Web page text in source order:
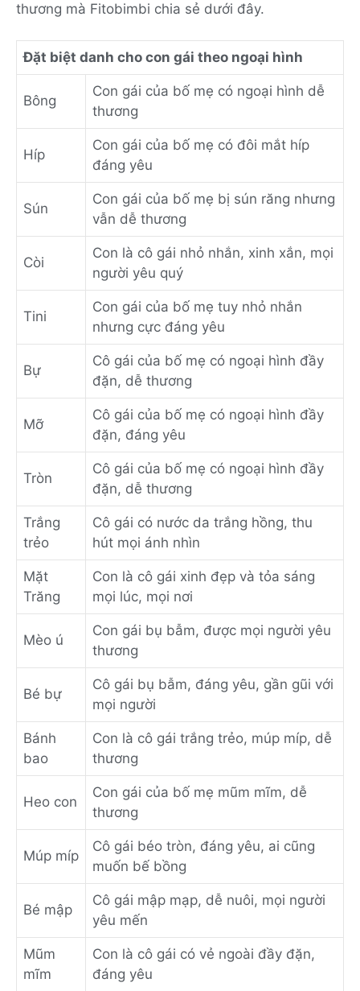
thương mà Fitobimbi chia sẻ dưới đây.
Đặt biệt danh cho con gái theo ngoại hình
Bông
Con gái của bố mẹ có ngoại hình dễ
thương
Híp
Con gái của bố mẹ có đôi mắt híp
đáng yêu
Sún
Con gái của bố mẹ bị sún răng nhưng
vẫn dễ thương
Còi
Con là cô gái nhỏ nhắn, xinh xắn, mọi
người yêu quý
Tini
Con gái của bố mẹ tuy nhỏ nhắn
nhưng cực đáng yêu
Bự
Cô gái của bố mẹ có ngoại hình đầy
đặn, dễ thương
Mỡ
Cô gái của bố mẹ có ngoại hình đầy
đặn, đáng yêu
Tròn
Cô gái của bố mẹ có ngoại hình đầy
đặn, dễ thương
Trắng
trẻo
Cô gái có nước da trắng hồng, thu
hút mọi ánh nhìn
Mặt
Trăng
Con là cô gái xinh đẹp và tỏa sáng
mọi lúc, mọi nơi
Mèo ú
Con gái bụ bẫm, được mọi người yêu
thương
Bé bự
Cô gái bụ bẫm, đáng yêu, gần gũi với
mọi người
Bánh
bao
Con là cô gái trắng trẻo, múp míp, dễ
thương
Heo con
Con gái của bố mẹ mũm mĩm, dễ
thương
Múp míp
Cô gái béo tròn, đáng yêu, ai cũng
muốn bế bồng
Bé mập
Cô gái mập mạp, dễ nuôi, mọi người
yêu mến
Mũm
mĩm
Con là cô gái có vẻ ngoài đầy đặn,
đáng yêu